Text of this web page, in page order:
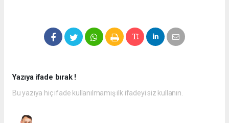
Yazıya ifade bırak !
Bu yazıya hiç ifade kullanılmamış ilk ifadeyi siz kullanın.